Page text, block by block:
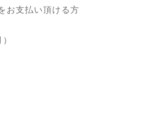
お支払い頂ける方